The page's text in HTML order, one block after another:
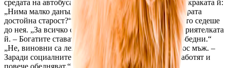
средата на автобуса поправи пакетите, които бяха в краката й:
„Нима малко данъци плащаме, за да осигурим на хората
достойна старост?“ – попита тя приятелката си, която седеше
до нея. „За всичко са виновни десните - отговори приятелката
й. – Богатите стават по-богати, а бедните – още по-бедни.“
„Не, виновни са левите - влезе в дискусията сивокос мъж. –
Заради социалните програми хората ги мързи да работят и
повече обедняват.“ „Хората трябва да се научат да